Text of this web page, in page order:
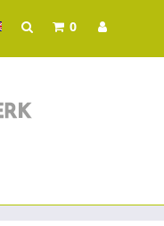
Idee & Werk - your
0